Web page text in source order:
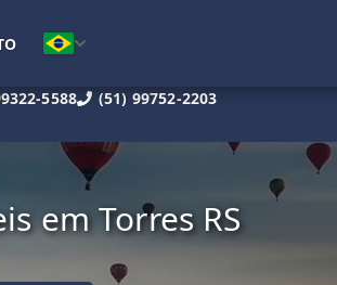
5588 (51) 99752-2203
em Torres RS